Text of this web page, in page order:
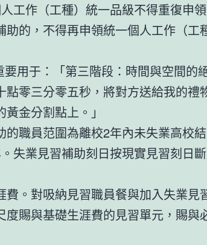
工作（工種）統一品級不得重復申
助的，不得再申領統一個人工作（工
用于：「第三階段：時間與空間的
點零三分零五秒，將對方送給我的禮
黃金分割點上。」
的職員范圍為離校2年內未失業高校
失業見習補助刻日按現實見習刻日
費。對吸納見習職員餐與加入失業見
度賜與基礎生涯費的見習單元，賜與